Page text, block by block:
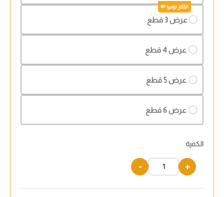
عرض 3 قطع
عرض 4 قطع
عرض 5 قطع
عرض 6 قطع
الكمية
+
-